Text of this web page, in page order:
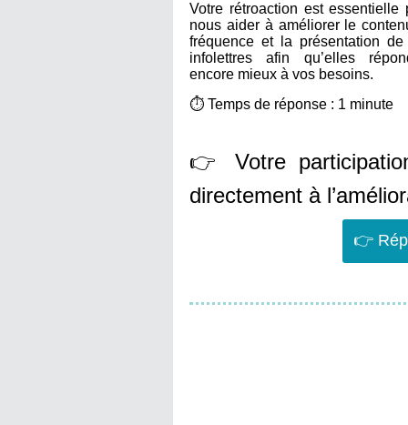
Votre rétroaction est essentielle
nous aider à améliorer le
fréquence et la présentation de
infolettres afin qu’elles
encore mieux à vos besoins.
⏱️ Temps de réponse : 1 minute
👉
Votre
directement à
👉